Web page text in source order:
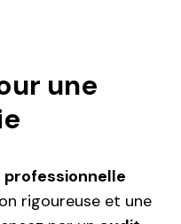
une
rigoureuse et une